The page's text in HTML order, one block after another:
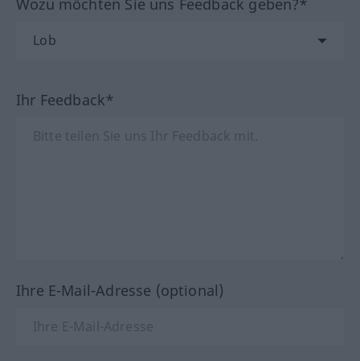
Wozu möchten Sie uns Feedback geben?*
Ihr Feedback*
Ihre E-Mail-Adresse (optional)